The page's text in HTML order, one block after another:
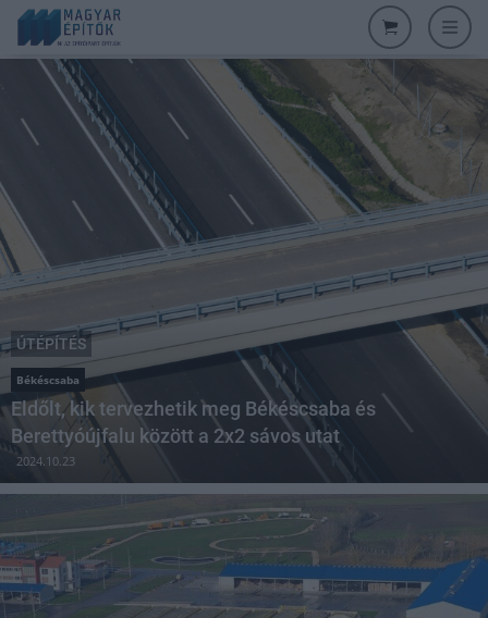
ÚTÉPÍTÉS
Békéscsaba
Eldőlt, kik tervezhetik meg Békéscsaba és
Berettyóújfalu között a 2x2 sávos utat
2024.10.23